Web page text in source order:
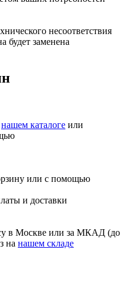
несоответствия
будет заменена
нашем каталоге или
или с помощью
и доставки
в Москве или за МКАД (до
на нашем складе